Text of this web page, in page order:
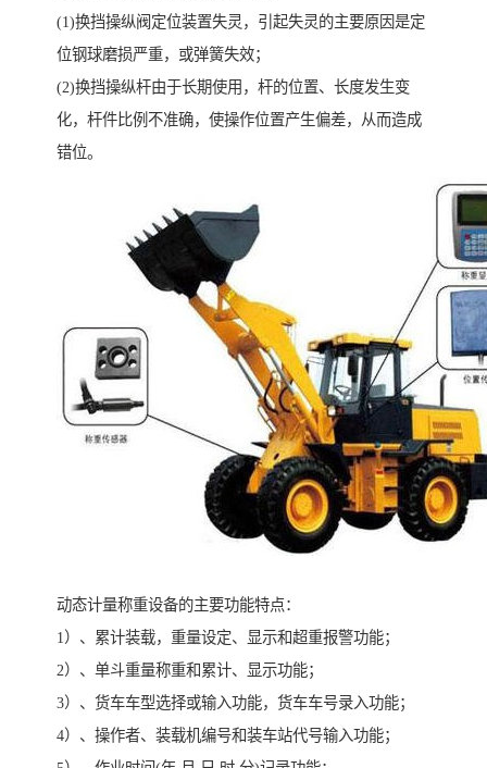
(1)换挡操纵阀定位装置失灵，引起失灵的主要原因是定
位钢球磨损严重，或弹簧失效；
(2)换挡操纵杆由于长期使用，杆的位置、长度发生变
化，杆件比例不准确，使操作位置产生偏差，从而造成
错位。
动态计量称重设备的主要功能特点：
1）、累计装载，重量设定、显示和超重报警功能；
2）、单斗重量称重和累计、显示功能；
3）、货车车型选择或输入功能，货车车号录入功能；
4）、操作者、装载机编号和装车站代号输入功能；